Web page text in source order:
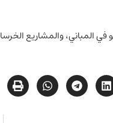
في المباني، والمشاريع